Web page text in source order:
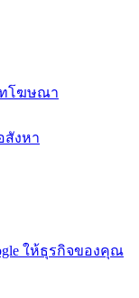
ทโฆษณา
สังหา
ให้ธุรกิจของคุณ